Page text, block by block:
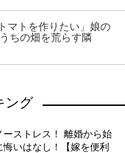
マトを作りたい」娘の
ちの畑を荒らす隣
ング
ストレス！ 離婚から始
いはなし！【嫁を便利